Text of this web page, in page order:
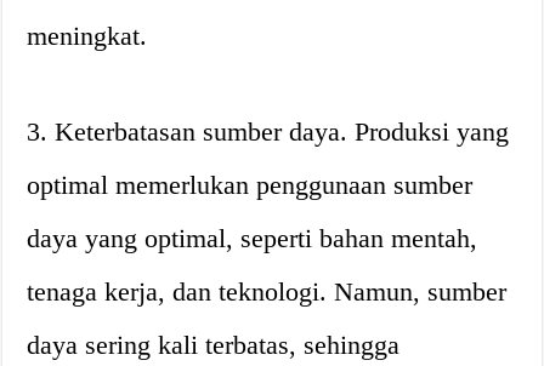
meningkat.
3. Keterbatasan sumber daya. Produksi yang
optimal memerlukan penggunaan sumber
daya yang optimal, seperti bahan mentah,
tenaga kerja, dan teknologi. Namun, sumber
daya sering kali terbatas, sehingga